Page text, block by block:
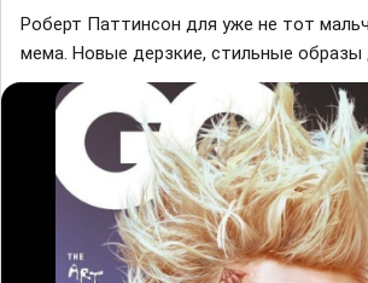
Роберт Паттинсон для уже не тот
мема. Новые дерзкие, стильные образы